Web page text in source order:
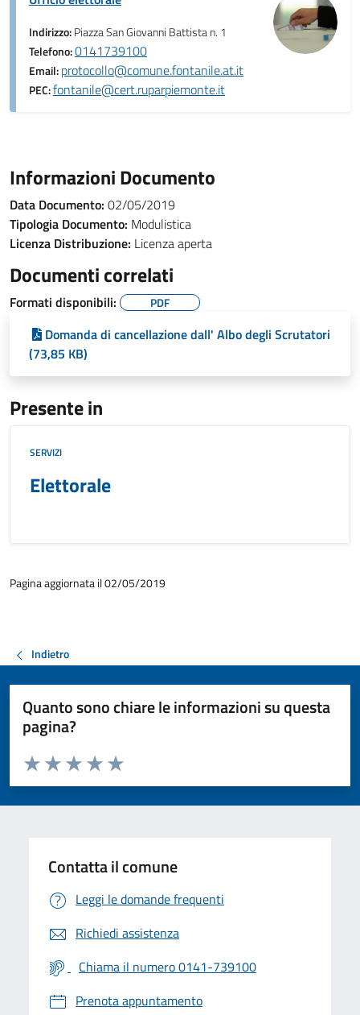
Indirizzo:Piazza San Giovanni Battista n. 1
Telefono:0141739100
Email:protocollo@comune.fontanile.at.it
PEC:fontanile@cert.ruparpiemonte.it
Informazioni Documento
Data Documento: 02/05/2019
Tipologia Documento: Modulistica
Licenza Distribuzione: Licenza aperta
Documenti correlati
Formati disponibili: PDF
Domanda di cancellazione dall' Albo degli Scrutatori
(73,85 KB)
Presente in
SERVIZI
Elettorale
Pagina aggiornata il 02/05/2019
Indietro
Quanto sono chiare le informazioni su questa
pagina?
Valuta da 1 a 5 stelle la pagina
Valuta 5 stelle su 5
Valuta 4 stelle su 5
Valuta 3 stelle su 5
Valuta 2 stelle su 5
Valuta 1 stelle su 5
Contatta il comune
Leggi le domande frequenti
Richiedi assistenza
Chiama il numero 0141-739100
Prenota appuntamento